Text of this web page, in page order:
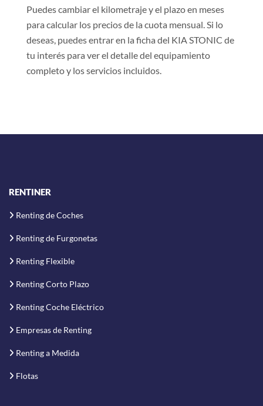
Puedes cambiar el kilometraje y el plazo en meses
para calcular los precios de la cuota mensual. Si lo
deseas, puedes entrar en la ficha del KIA STONIC de
tu interés para ver el detalle del equipamiento
completo y los servicios incluidos.
RENTINER
Renting de Coches
Renting de Furgonetas
Renting Flexible
Renting Corto Plazo
Renting Coche Eléctrico
Empresas de Renting
Renting a Medida
Flotas